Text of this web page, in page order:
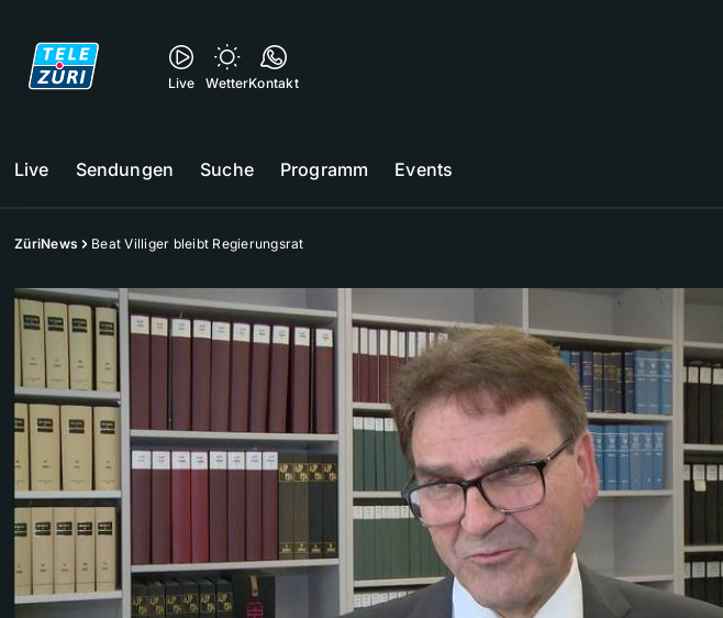
Live WetterKontakt
Live Sendungen Suche Programm Events
ZüriNews Beat Villiger bleibt Regierungsrat